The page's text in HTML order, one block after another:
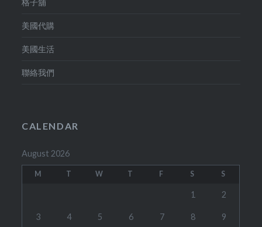
格子舖
美國代購
美國生活
聯絡我們
CALENDAR
August 2026
M T W T F S S
1 2
3 4 5 6 7 8 9